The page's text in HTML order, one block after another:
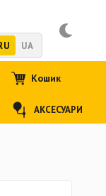
UA
Кошик
АКСЕСУАРИ